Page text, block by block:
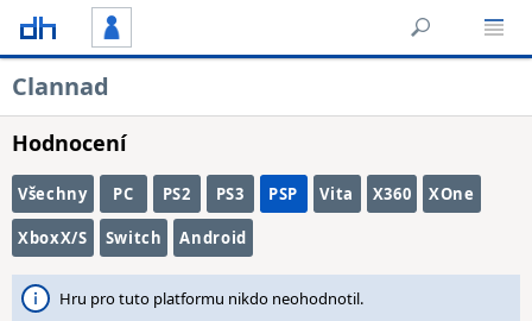
Clannad
Hodnocení
Všechny PC PS2 PS3 PSP Vita X360 XOne
XboxX/S Switch Android
Hru pro tuto platformu nikdo neohodnotil.